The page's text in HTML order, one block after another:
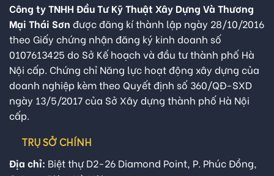
Công ty TNHH Đầu Tư Kỹ Thuật Xây Dựng Và Thương
Mại Thái Sơn được đăng kí thành lập ngày 28/10/2016
theo Giấy chứng nhận đăng ký kinh doanh số
0107613425 do Sở Kế hoạch và đầu tư thành phố Hà
Nội cấp. Chứng chỉ Năng lực hoạt động xây dựng của
doanh nghiệp kèm theo Quyết định số 360/QĐ-SXD
ngày 13/5/2017 của Sở Xây dựng thành phố Hà Nội
cấp.
TRỤ SỞ CHÍNH
Địa chỉ: Biệt thự D2-26 Diamond Point, P. Phúc Đồng,